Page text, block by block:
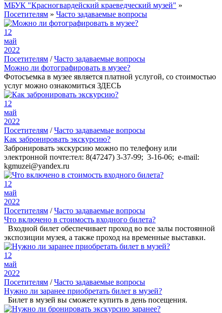
МБУК "Красногвардейский краеведческий музей" »
Посетителям » Часто задаваемые вопросы
12
май
2022
Посетителям /Часто задаваемые вопросы
Можно ли фотографировать в музее?
Фотосъемка в музее является платной услугой, со стоимостью
услуг можно ознакомиться ЗДЕСЬ
12
май
2022
Посетителям /Часто задаваемые вопросы
Как забронировать экскурсию?
Забронировать экскурсию можно по телефону или
электронной почте:тел: 8(47247) 3-37-99; 3-16-06; e-mail:
kgmuzei@yandex.ru
12
май
2022
Посетителям /Часто задаваемые вопросы
Что включено в стоимость входного билета?
Входной билет обеспечивает проход во все залы постоянной
экспозиции музея, а также проход на временные выставки.
12
май
2022
Посетителям /Часто задаваемые вопросы
Нужно ли заранее приобретать билет в музей?
Билет в музей вы сможете купить в день посещения.